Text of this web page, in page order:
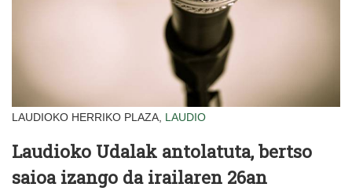
LAUDIOKO HERRIKO PLAZA, LAUDIO
Laudioko Udalak antolatuta, bertso
saioa izango da irailaren 26an